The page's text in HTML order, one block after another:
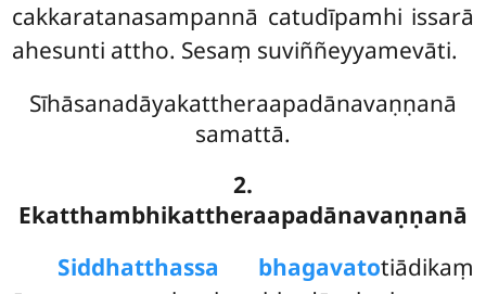
cakkaratanasampannā catudīpamhi issarā
ahesunti attho. Sesaṃ suviññeyyamevāti.
Sīhāsanadāyakattheraapadānavaṇṇanā
samattā.
2.
Ekatthambhikattheraapadānavaṇṇanā
Siddhatthassa bhagavatotiādikaṃ